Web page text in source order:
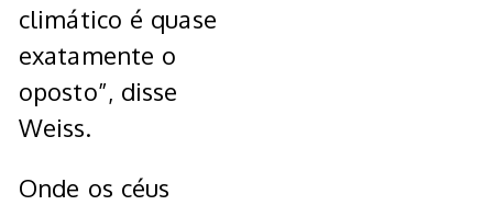
climático é quase
exatamente o
oposto”, disse
Weiss.
Onde os céus